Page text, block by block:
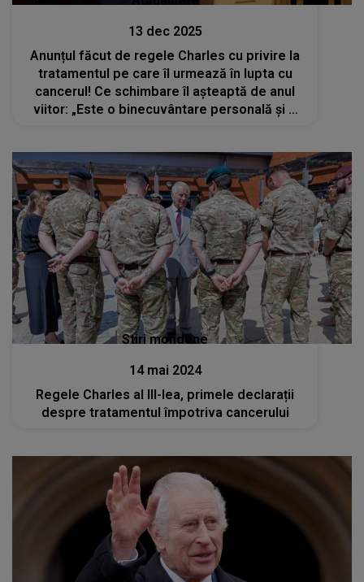
13 dec 2025
Anunțul făcut de regele Charles cu privire la
tratamentul pe care îl urmează în lupta cu
cancerul! Ce schimbare îl așteaptă de anul
viitor: „Este o binecuvântare personală și o
Stiri mondene
14 mai 2024
Regele Charles al III-lea, primele declarații
despre tratamentul împotriva cancerului